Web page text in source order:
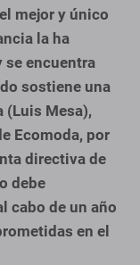
mejor y único
la ha
se encuentra
sostiene una
(Luis Mesa),
Ecomoda, por
directiva de
debe
cabo de un año
en el